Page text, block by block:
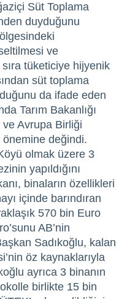
Süt Toplama
duyduğunu
ve
sıra tüketiciye hijyenik
süt toplama
da ifade eden
Tarım Bakanlığı
ve Avrupa Birliği
değindi.
olmak üzere 3
yapıldığını
binaların özellikleri
içinde barındıran
570 bin Euro
AB’nin
Sadıkoğlu, kalan
öz kaynaklarıyla
ayrıca 3 binanın
birlikte 15 bin